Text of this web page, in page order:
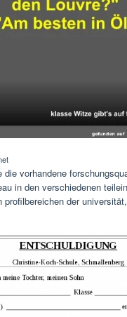
die vorhandene
in den verschiedenen
profilbereichen der